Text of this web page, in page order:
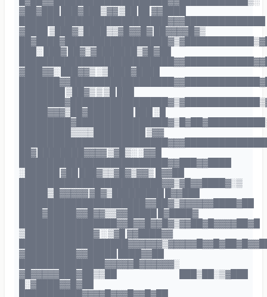
▓██▓███ ███▓███▒▓▓ ▒██ ██ ▓▓████
██████████████████████████▓▓▓██████████████
▓████ ▒███▓▒████▒▒▓█▓▓█▓ ██▓▓▓▓█▓▒
███░ ███▓ ██▓▒▓███████▒▓█▓██
▓███▓▓░ ███▓▓▒ ░▒████▓████
████████ ▒██▓▒ ▒ ▒█ ███
█████▓▓▓▒██▓████████ ███ ░█
█████████▒▒▒▒█████████ ▒▓▓
██▓ ████████▓▓▓▓ ▒▓█▒░ ░▓▓█
██████████████████████████▓▓███▓▓████
░██████ ▓██ ███▓▒▒▓█▓▒▓▓▒ █▓▓██
█████████████████████████▓▓▒▓█▓▓████▓░▒
█████▒█▓▓▓▓▓ ▓█▓▒█████████ █▓▓███
██████████████████████▓▓██▓▒▓▓▓▓▓▓████▓██
████▓█████▓▓█▓▓▒▒▓▓█████ █▓████▓
█████████████████▓▓█▓▓█▓▓█▓▒▓▓██▓█▓▓▓▓██▓█
▒████████████▓ ░ ▒▓█ ▓▓████▓▓
▓█████████▓▓█████ ████▓▓██
███████████████▓▓▓▓▓█▓▓▓▓▓▓░
▓█▓▓▓▓▓███▓██▒▒██ ███▒██░▒▓███
█░▓████▓▓█▓██
███████████▓▓▓▓█▓▓▓█▓▓█▓██